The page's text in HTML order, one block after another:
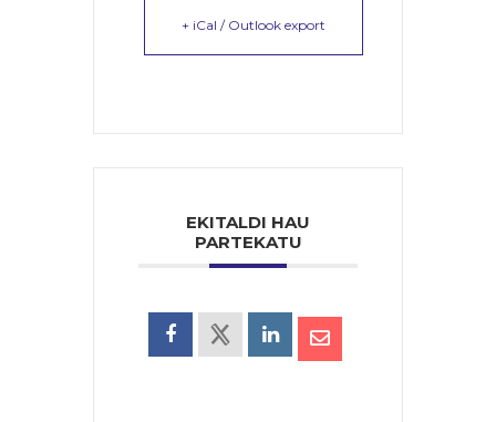
+ iCal / Outlook export
EKITALDI HAU
PARTEKATU